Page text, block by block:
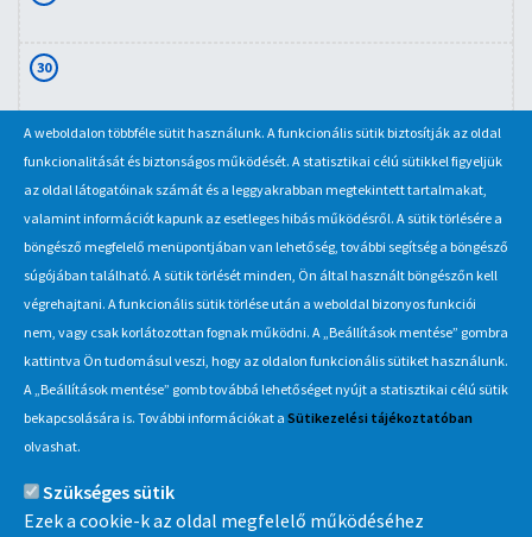
30
31
Információ
MÁV-csoport
A weboldalon többféle sütit használunk. A funkcionális sütik biztosítják az oldal
funkcionalitását és biztonságos működését. A statisztikai célú sütikkel figyeljük
az oldal látogatóinak számát és a leggyakrabban megtekintett tartalmakat,
valamint információt kapunk az esetleges hibás működésről. A sütik törlésére a
böngésző megfelelő menüpontjában van lehetőség, további segítség a böngésző
súgójában található. A sütik törlését minden, Ön által használt böngészőn kell
végrehajtani. A funkcionális sütik törlése után a weboldal bizonyos funkciói
nem, vagy csak korlátozottan fognak működni. A „Beállítások mentése” gombra
kattintva Ön tudomásul veszi, hogy az oldalon funkcionális sütiket használunk.
A „Beállítások mentése” gomb továbbá lehetőséget nyújt a statisztikai célú sütik
bekapcsolására is. További információkat a Sütikezelési tájékoztatóban
olvashat.
Szükséges sütik
Ezek a cookie-k az oldal megfelelő működéséhez